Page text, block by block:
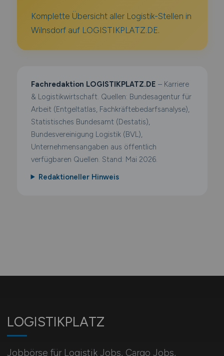
Komplette Übersicht aller Logistik-Stellen in
Wilnsdorf auf LOGISTIKPLATZ.DE.
Fachredaktion LOGISTIKPLATZ.DE – Karriere
& Logistikwirtschaft. Quellen: Bundesagentur für
Arbeit (Entgeltatlas, Fachkräftebedarfsanalyse),
Statistisches Bundesamt (Destatis),
Bundesvereinigung Logistik (BVL),
Unternehmensangaben aus öffentlich
verfügbaren Quellen. Stand: Mai 2026.
Redaktioneller Hinweis
LOGISTIKPLATZ
Jobbörse für Logistik Jobs, Cargo Jobs,